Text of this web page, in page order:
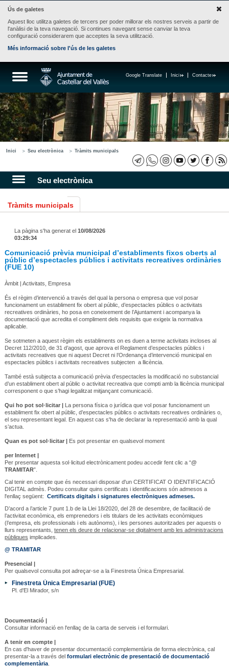
Ús de galetes
Aquest lloc utilitza galetes de tercers per poder millorar els nostres serveis a partir de
l'anàlisi de la teva navegació. Si continues navegant sense canviar la teva
configuració considerarem que acceptes la seva utilització.
Més informació sobre l'ús de les galetes
Contacte
Inici
Google Translate
Inici Seu electrònica Tràmits municipals
Seu electrònica
Tràmits municipals
La pàgina s'ha generat el 10/08/2026
03:29:34
Comunicació prèvia municipal d’establiments fixos oberts al
públic d’espectacles públics i activitats recreatives ordinàries
(FUE 10)
Àmbit | Activitats, Empresa
És el règim d’intervenció a través del qual la persona o empresa que vol posar
funcionament un establiment fix obert al públic, d’espectacles públics o activitats
recreatives ordinàries, ho posa en coneixement de l’Ajuntament i acompanya la
documentació que acredita el compliment dels requisits que exigeix la normativa
aplicable.
Se sotmeten a aquest règim els establiments on es duen a terme activitats incloses al
Decret 112/2010, de 31 d’agost, que aprova el Reglament d’espectacles públics i
activitats recreatives que ni aquest Decret ni l’Ordenança d’intervenció municipal en
espectacles públics i activitats recreatives subjecten a llicència.
També està subjecta a comunicació prèvia d’espectacles la modificació no substancial
d’un establiment obert al públic o activitat recreativa que compti amb la llicència municipal
corresponent o que s’hagi legalitzat mitjançant comunicació.
Qui ho pot sol·licitar | La persona física o jurídica que vol posar funcionament un
establiment fix obert al públic, d’espectacles públics o activitats recreatives ordinàries o,
el seu representant legal. En aquest cas s'ha de declarar la representació amb la qual
s’actua.
Quan es pot sol·licitar | Es pot presentar en qualsevol moment
per Internet |
Per presentar aquesta sol·licitud electrònicament podeu accedir fent clic a “@
TRAMITAR”.
Cal tenir en compte que és necessari disposar d'un CERTIFICAT O IDENTIFICACIÓ
DIGITAL admès. Podeu consultar quins certificats i identificacions són admesos a
l'enllaç següent: Certificats digitals i signatures electròniques admeses.
D’acord a l’article 7 punt 1.b de la Llei 18/2020, del 28 de desembre, de facilitació de
l’activitat econòmica, els emprenedors i els titulars de les activitats econòmiques
(l’empresa, els professionals i els autònoms), i les persones autoritzades per aquests o
llurs representants, tenen els deure de relacionar-se digitalment amb les administracions
públiques implicades.
@ TRAMITAR
Presencial |
Per qualsevol consulta pot adreçar-se a la Finestreta Única Empresarial.
Finestreta Única Empresarial (FUE)
Pl. d'El Mirador, s/n
Documentació |
Consultar informació en l'enllaç de la carta de serveis i el formulari.
A tenir en compte |
En cas d'haver de presentar documentació complementària de forma electrònica, cal
presentar-la a través del formulari electrònic de presentació de documentació
complementària.